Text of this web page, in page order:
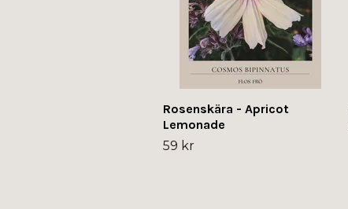
Rosenskära - Apricot
Lemonade
59 kr